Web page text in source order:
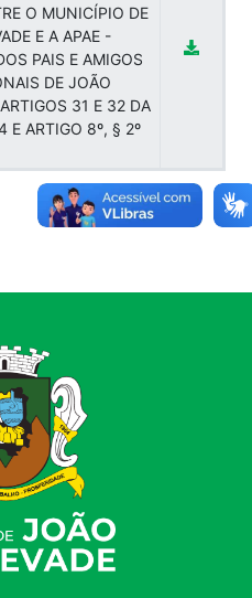
O MUNICÍPIO DE
E A APAE -
PAIS E AMIGOS
DE JOÃO
31 E 32 DA
E ARTIGO 8º, § 2º